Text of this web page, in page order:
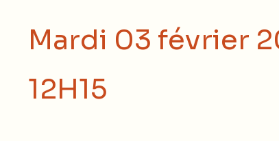
Mardi 03 février
12H15